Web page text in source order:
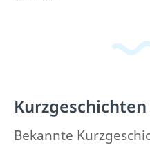
Kurzgeschichten
Bekannte